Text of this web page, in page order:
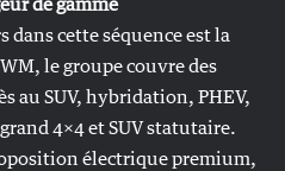
dans cette séquence est la
le groupe couvre des
au SUV, hybridation, PHEV,
4×4 et SUV statutaire.
électrique premium,